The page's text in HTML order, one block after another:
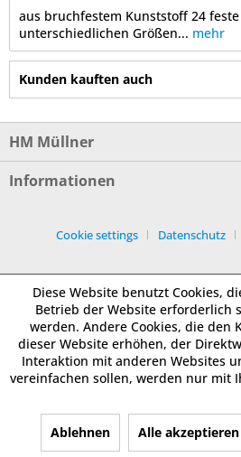
aus bruchfestem Kunststoff 24
unterschiedlichen Größen... mehr
Kunden kauften auch
HM Müllner
Informationen
Cookie settings Datenschutz
Diese Website benutzt Cookies,
Betrieb der Website erforderlich
werden. Andere Cookies, die den
dieser Website erhöhen, der
Interaktion mit anderen Websites
vereinfachen sollen, werden nur mit
Ablehnen Alle akzeptieren